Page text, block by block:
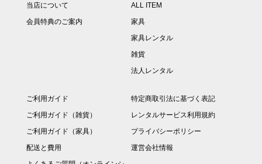
当店について
会員特典のご案内
ALL ITEM
家具
家具レンタル
雑貨
法人レンタル
ご利用ガイド
ご利用ガイド（雑貨）
ご利用ガイド（家具）
配送と費用
特定商取引法に基づく表記
レンタルサービス利用規約
プライバシーポリシー
運営会社情報